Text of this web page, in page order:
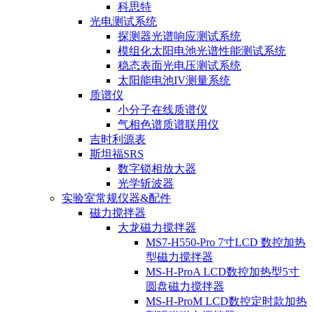
科思特
光电测试系统
探测器光谱响应测试系统
模组化太阳电池光谱性能测试系统
稳态表面光电压测试系统
太阳能电池IV测量系统
质谱仪
小分子在线质谱仪
气相色谱质谱联用仪
吉时利源表
斯坦福SRS
数字锁相放大器
光学斩波器
实验室常规仪器&配件
磁力搅拌器
大龙磁力搅拌器
MS7-H550-Pro 7寸LCD 数控加热
型磁力搅拌器
MS-H-ProA LCD数控加热型5寸
圆盘磁力搅拌器
MS-H-ProM LCD数控定时款加热